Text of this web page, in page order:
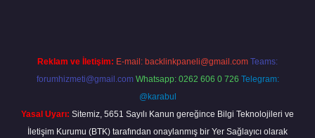
Reklam ve İletişim: E-mail: backlinkpaneli@gmail.com Teams:
forumhizmeti@gmail.com Whatsapp: 0262 606 0 726 Telegram:
@karabul
Yasal Uyarı: Sitemiz, 5651 Sayılı Kanun gereğince Bilgi Teknolojileri ve
İletişim Kurumu (BTK) tarafından onaylanmış bir Yer Sağlayıcı olarak